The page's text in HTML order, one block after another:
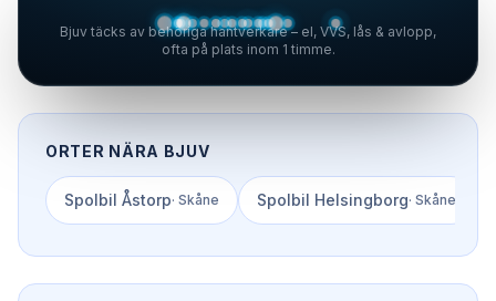
Bjuv täcks av behöriga hantverkare – el, VVS, lås & avlopp,
ofta på plats inom 1 timme.
ORTER NÄRA BJUV
Spolbil Åstorp· Skåne Spolbil Helsingborg· Skåne